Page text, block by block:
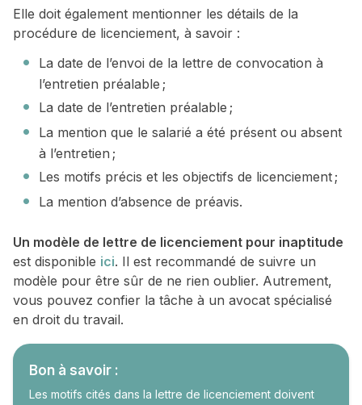
Elle doit également mentionner les détails de la
procédure de licenciement, à savoir :
La date de l’envoi de la lettre de convocation à
l’entretien préalable ;
La date de l’entretien préalable ;
La mention que le salarié a été présent ou absent
à l’entretien ;
Les motifs précis et les objectifs de licenciement ;
La mention d’absence de préavis.
Un modèle de lettre de licenciement pour inaptitude
est disponible ici. Il est recommandé de suivre un
modèle pour être sûr de ne rien oublier. Autrement,
vous pouvez confier la tâche à un avocat spécialisé
en droit du travail.
Bon à savoir :
Les motifs cités dans la lettre de licenciement doivent